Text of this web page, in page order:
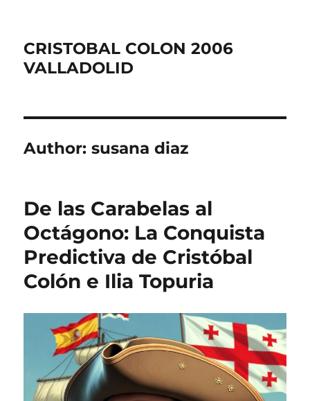
CRISTOBAL COLON 2006
VALLADOLID
Author:susana diaz
De las Carabelas al
Octágono: La Conquista
Predictiva de Cristóbal
Colón e Ilia Topuria